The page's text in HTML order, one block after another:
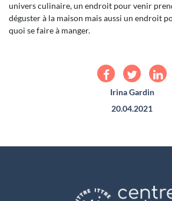
univers culinaire, un endroit pour venir
déguster à la maison mais aussi un endroit
quoi se faire à manger.
Irina Gardin
20.04.2021